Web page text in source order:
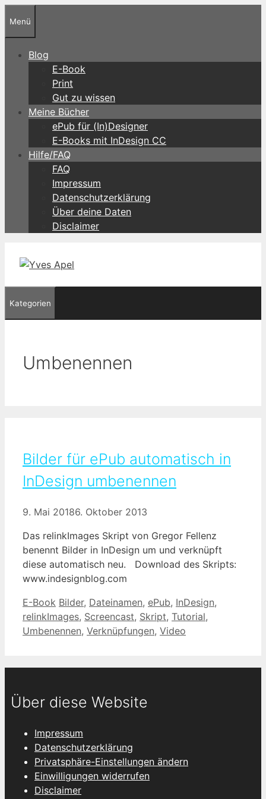
Inhalt
springen
Menü
Blog
E-Book
Print
Gut zu wissen
Meine Bücher
ePub für (In)Designer
E-Books mit InDesign CC
Hilfe/FAQ
FAQ
Impressum
Datenschutzerklärung
Über deine Daten
Disclaimer
Kategorien
Umbenennen
Bilder für ePub automatisch in
InDesign umbenennen
9. Mai 20186. Oktober 2013
Das relinkImages Skript von Gregor Fellenz
benennt Bilder in InDesign um und verknüpft
diese automatisch neu. Download des Skripts:
www.indesignblog.com
Kategorien
E-Book Schlagwörter
Bilder, Dateinamen, ePub, InDesign,
relinkImages, Screencast, Skript, Tutorial,
Umbenennen, Verknüpfungen, Video
Über diese Website
Impressum
Datenschutzerklärung
Privatsphäre-Einstellungen ändern
Einwilligungen widerrufen
Disclaimer